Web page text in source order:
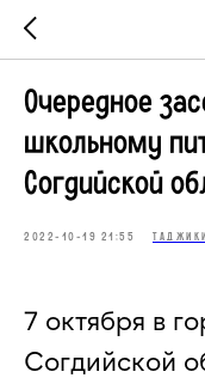
Очередное
школьному
Согдийской
2022-10-19 21:55
7 октября в
Согдийской